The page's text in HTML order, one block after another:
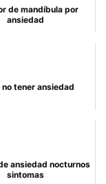
de mandíbula por
ansiedad
no tener ansiedad
ansiedad nocturnos
sintomas